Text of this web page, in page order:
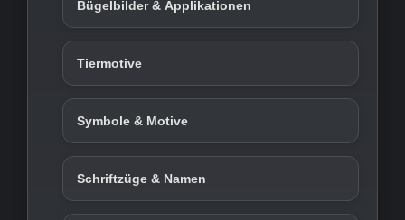
Bügelbilder & Applikationen
Tiermotive
Symbole & Motive
Schriftzüge & Namen